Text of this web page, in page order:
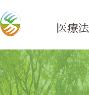
医療
ホーム